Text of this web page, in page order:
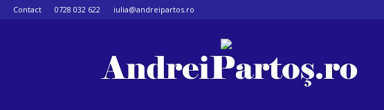
Contact 0728 032 622 iulia@andreipartos.ro